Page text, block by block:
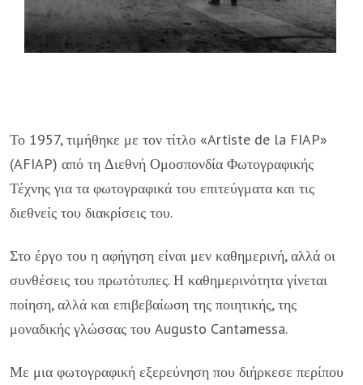
Το 1957, τιμήθηκε με τον τίτλο «Artiste de la FIAP»
(AFIAP) από τη Διεθνή Ομοσπονδία Φωτογραφικής
Τέχνης για τα φωτογραφικά του επιτεύγματα και τις
διεθνείς του διακρίσεις του.
Στο έργο του η αφήγηση είναι μεν καθημερινή, αλλά οι
συνθέσεις του πρωτότυπες. Η καθημερινότητα γίνεται
ποίηση, αλλά και επιβεβαίωση της ποιητικής, της
μοναδικής γλώσσας του Augusto Cantamessa.
Με μια φωτογραφική εξερεύνηση που διήρκεσε περίπου